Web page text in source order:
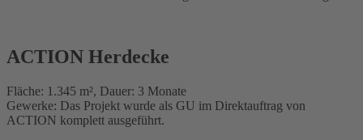
ACTION Herdecke
Fläche: 1.345 m², Dauer: 3 Monate
Gewerke: Das Projekt wurde als GU im Direktauftrag von
ACTION komplett ausgeführt.